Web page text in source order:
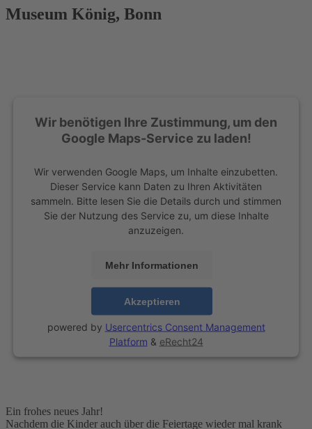
Museum König, Bonn
Wir benötigen Ihre Zustimmung, um den
Google Maps-Service zu laden!
Wir verwenden Google Maps, um Inhalte einzubetten.
Dieser Service kann Daten zu Ihren Aktivitäten
sammeln. Bitte lesen Sie die Details durch und stimmen
Sie der Nutzung des Service zu, um diese Inhalte
anzuzeigen.
Mehr Informationen
Akzeptieren
powered by Usercentrics Consent Management
Platform & eRecht24
Ein frohes neues Jahr!
Nachdem die Kinder auch über die Feiertage wieder mal krank